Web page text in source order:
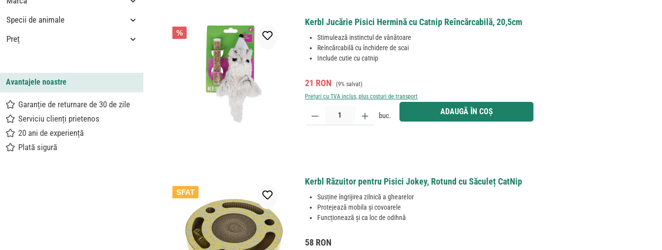
Specii de animale
Preț
Avantajele noastre
Garanție de returnare de 30 de zile
Serviciu clienți prietenos
20 ani de experiență
Plată sigură
%
Kerbl Jucărie Pisici Hermină cu Catnip Reîncărcabilă, 20,5cm
Stimulează instinctul de vânătoare
Reîncărcabilă cu închidere de scai
Include cutie cu catnip
Preț de vânzare:
21 RON Preț obișnuit:
(9% salvat)
Prețuri cu TVA inclus, plus costuri de transport
Cantitate produs: Introduceți cantitatea dorită sau utilizați butoanele pentru a mări sau micșora cantitatea.
buc. ADAUGĂ ÎN COȘ
SFAT
Kerbl Răzuitor pentru Pisici Jokey, Rotund cu Săculeț CatNip
Susține îngrijirea zilnică a ghearelor
Protejează mobila și covoarele
Funcționează și ca loc de odihnă
Preț obișnuit:
58 RON